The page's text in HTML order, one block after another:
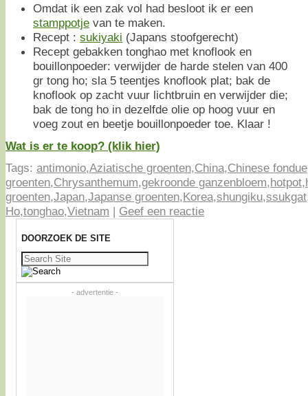
Omdat ik een zak vol had besloot ik er een
stamppotje van te maken.
Recept : sukiyaki (Japans stoofgerecht)
Recept gebakken tonghao met knoflook en
bouillonpoeder: verwijder de harde stelen van 400
gr tong ho; sla 5 teentjes knoflook plat; bak de
knoflook op zacht vuur lichtbruin en verwijder die;
bak de tong ho in dezelfde olie op hoog vuur en
voeg zout en beetje bouillonpoeder toe. Klaar !
Wat is er te koop? (klik hier)
Tags: antimonio,Aziatische groenten,China,Chinese fondue
groenten,Chrysanthemum,gekroonde ganzenbloem,hotpot,
groenten,Japan,Japanse groenten,Korea,shungiku,ssukgat
Ho,tonghao,Vietnam | Geef een reactie
DOORZOEK DE SITE
Zoeken
naar:
- advertentie -